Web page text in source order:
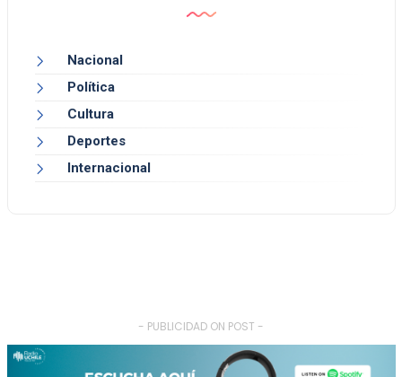
Nacional
Política
Cultura
Deportes
Internacional
- PUBLICIDAD ON POST -